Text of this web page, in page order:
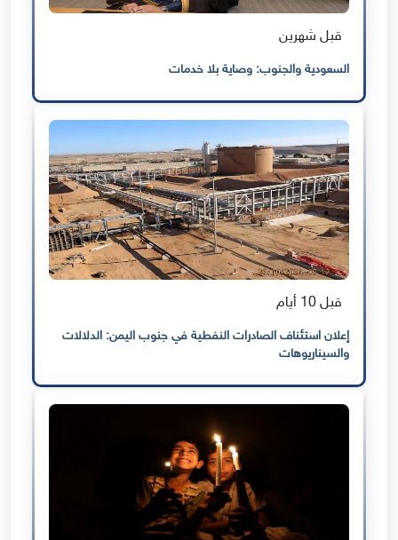
قبل شهرين
السعودية والجنوب: وصاية بلا خدمات
قبل 10 أيام
إعلان استئناف الصادرات النفطية في جنوب اليمن: الدلالات
والسيناريوهات